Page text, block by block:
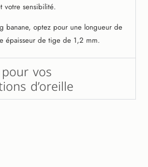
votre sensibilité.
banane, optez pour une longueur de
épaisseur de tige de 1,2 mm.
vos
d’oreille